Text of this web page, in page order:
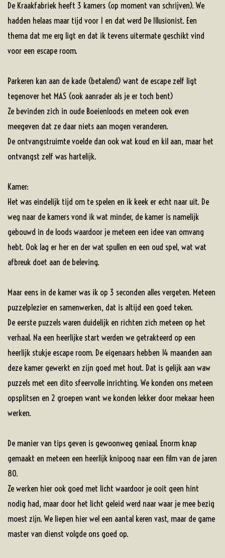
De Kraakfabriek heeft 3 kamers (op moment van schrijven). We
hadden helaas maar tijd voor 1 en dat werd De Illusionist. Een
thema dat me erg ligt en dat ik tevens uitermate geschikt vind
voor een escape room.
Parkeren kan aan de kade (betalend) want de escape zelf ligt
tegenover het MAS (ook aanrader als je er toch bent)
Ze bevinden zich in oude Boeienloods en meteen ook even
meegeven dat ze daar niets aan mogen veranderen.
De ontvangstruimte voelde dan ook wat koud en kil aan, maar het
ontvangst zelf was hartelijk.
Kamer:
Het was eindelijk tijd om te spelen en ik keek er echt naar uit. De
weg naar de kamers vond ik wat minder, de kamer is namelijk
gebouwd in de loods waardoor je meteen een idee van omvang
hebt. Ook lag er her en der wat spullen en een oud spel, wat wat
afbreuk doet aan de beleving.
Maar eens in de kamer was ik op 3 seconden alles vergeten. Meteen
puzzelplezier en samenwerken, dat is altijd een goed teken.
De eerste puzzels waren duidelijk en richten zich meteen op het
verhaal. Na een heerlijke start werden we getrakteerd op een
heerlijk stukje escape room. De eigenaars hebben 14 maanden aan
deze kamer gewerkt en zijn goed met hout. Dat is gelijk aan waw
puzzels met een dito sfeervolle inrichting. We konden ons meteen
opsplitsen en 2 groepen want we konden lekker door mekaar heen
werken.
De manier van tips geven is gewoonweg geniaal. Enorm knap
gemaakt en meteen een heerlijk knipoog naar een film van de jaren
80.
Ze werken hier ook goed met licht waardoor je ooit geen hint
nodig had, maar door het licht geleid werd naar waar je mee bezig
moest zijn. We liepen hier wel een aantal keren vast, maar de game
master van dienst volgde ons goed op.